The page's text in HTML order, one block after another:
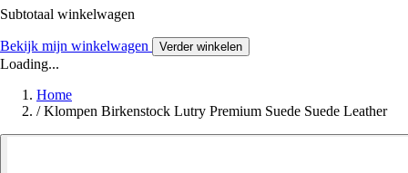
Subtotaal winkelwagen
Bekijk mijn winkelwagen Verder winkelen
Loading...
Home
/ Klompen Birkenstock Lutry Premium Suede Suede Leather